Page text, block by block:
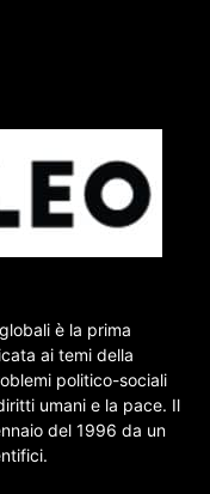
è la prima
ai temi della
politico-sociali
umani e la pace. Il
del 1996 da un